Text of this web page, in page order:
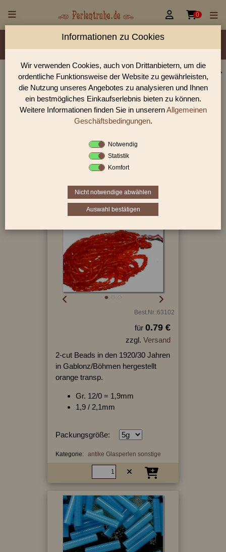
 0
Material/Glassorte Sorte/Form Farbe
Größen
Rocailles Größen Lochdurchmesser
Perlen Shop für antike Glasperlen sonstige
In unserem Perlen Shop finden sie zahlreich antike Glasperlen
sonstige und viele weiter Glasperlen.
Sie befinden sich in folgender Kategorie:
antike Glasperlen|antike Glasperlen sonstige
Best.Nr.:63102
für 0.79 €
zzgl. Versand
2-cut Beads in den 1920/30 Jahren
in Gablonz/Böhmen hergestellt
orange transp.
Gr. 12/0 = 1,9mm
1,9 / 2,1mm
Packungsgröße:
Kategorie: antike Glasperlen sonstige
Informationen zu Cookies
Wir verwenden Cookies, auch von Drittanbietern, um die
ordentliche Funktionsweise der Website zu gewährleisten,
die Nutzung unseres Angebotes zu analysieren und Ihnen
ein bestmögliches Einkaufserlebnis bieten zu können.
Weitere Informationen finden Sie in unserernAllgemeinen
Geschäftsbedingungen.
Notwendig
Statistik
Komfort
Nicht notwendige abwählen
Auswahl bestätigen